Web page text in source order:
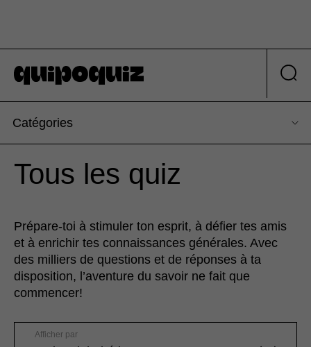
Catégories
Tous les quiz
Prépare-toi à stimuler ton esprit, à défier tes amis
et à enrichir tes connaissances générales. Avec
des milliers de questions et de réponses à ta
disposition, l’aventure du savoir ne fait que
commencer!
Afficher par